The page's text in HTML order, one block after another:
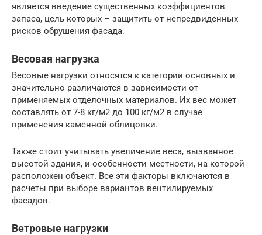
является введение существенных коэффициентов
запаса, цель которых – защитить от непредвиденных
рисков обрушения фасада.
Весовая нагрузка
Весовые нагрузки относятся к категории основных и
значительно различаются в зависимости от
применяемых отделочных материалов. Их вес может
составлять от 7-8 кг/м2 до 100 кг/м2 в случае
применения каменной облицовки.
Также стоит учитывать увеличение веса, вызванное
высотой здания, и особенности местности, на которой
расположен объект. Все эти факторы включаются в
расчеты при выборе вариантов вентилируемых
фасадов.
Ветровые нагрузки